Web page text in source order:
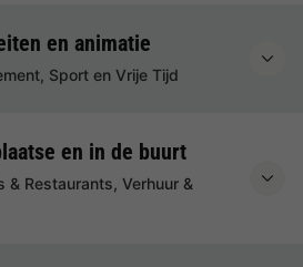
en animatie
Sport en Vrije Tijd
en in de buurt
& Restaurants, Verhuur &